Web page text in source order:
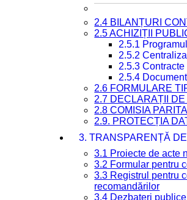
2.4 BILANȚURI
2.5 ACHIZIȚII
2.5.1
2.5.2
2.5.3
2.5.4
2.6 FORMULARE
2.7 DECLARAȚII
2.8 COMISIA
2.9. PROTECȚIA
3. TRANSPARENȚĂ
3.1 Proiecte de acte
3.2 Formular pentru
3.3 Registrul pentru
recomandărilor
3.4 Dezbateri publice